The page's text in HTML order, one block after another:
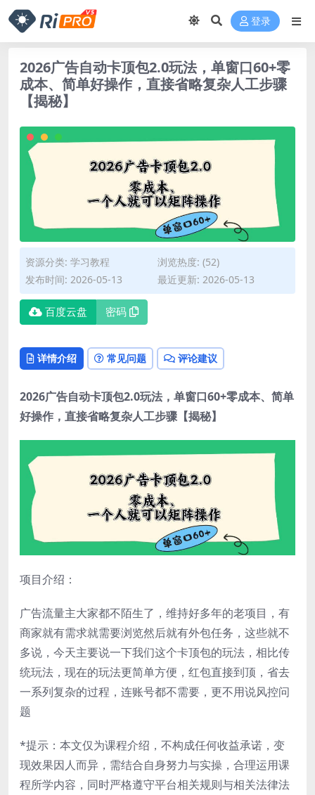
登录
2026广告自动卡顶包2.0玩法，单窗口60+零
成本、简单好操作，直接省略复杂人工步骤
【揭秘】
资源分类: 学习教程
浏览热度: (52)
发布时间: 2026-05-13
最近更新: 2026-05-13
百度云盘 密码
详情介绍 常见问题 评论建议
2026广告自动卡顶包2.0玩法，单窗口60+零成本、简单
好操作，直接省略复杂人工步骤【揭秘】
项目介绍：
广告流量主大家都不陌生了，维持好多年的老项目，有
商家就有需求就需要浏览然后就有外包任务，这些就不
多说，今天主要说一下我们这个卡顶包的玩法，相比传
统玩法，现在的玩法更简单方便，红包直接到顶，省去
一系列复杂的过程，连账号都不需要，更不用说风控问
题
*提示：本文仅为课程介绍，不构成任何收益承诺，变
现效果因人而异，需结合自身努力与实操，合理运用课
程所学内容，同时严格遵守平台相关规则与相关法律法